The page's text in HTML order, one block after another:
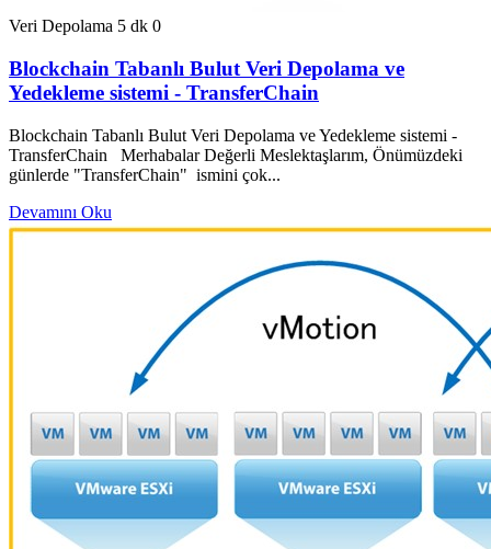
Veri Depolama 5 dk 0
Blockchain Tabanlı Bulut Veri Depolama ve
Yedekleme sistemi - TransferChain
Blockchain Tabanlı Bulut Veri Depolama ve Yedekleme sistemi -
TransferChain Merhabalar Değerli Meslektaşlarım, Önümüzdeki
günlerde "TransferChain" ismini çok...
Devamını Oku